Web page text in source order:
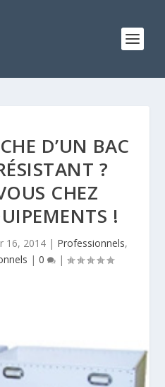
D’UN BAC
?
CHEZ
!
16, 2014| Professionnels,
| 0 |